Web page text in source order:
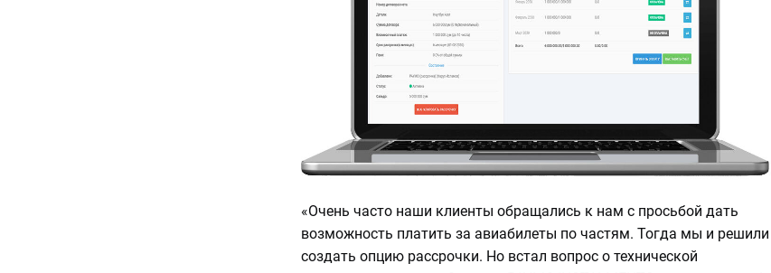
«Очень часто наши клиенты обращались к нам с просьбой дать
возможность платить за авиабилеты по частям. Тогда мы и решили
создать опцию рассрочки. Но встал вопрос о технической